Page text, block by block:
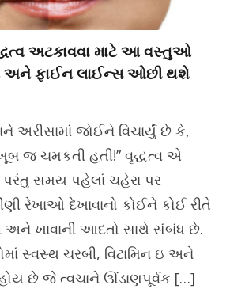
અટકાવવા માટે આ વસ્તુઓ
ફાઈન લાઈન્સ ઓછી થશે
અરીસામાં જોઈને વિચાર્યું છે કે,
ખૂબ જ ચમકતી હતી!” વૃદ્ધત્વ એ
સમય પહેલાં ચહેરા પર
રેખાઓ દેખાવાનો કોઈને કોઈ રીતે
ખાવાની આદતો સાથે સંબંધ છે.
સ્વસ્થ ચરબી, વિટામિન ઇ અને
છે જે ત્વચાને ઊંડાણપૂર્વક […]